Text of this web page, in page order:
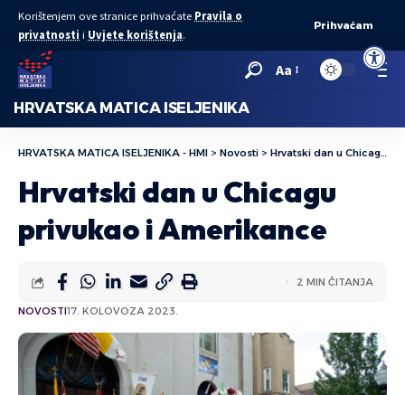
Open
Korištenjem ove stranice prihvaćate Pravila o
privatnosti i Uvjete korištenja.
Prihvaćam
Aa
HRVATSKA MATICA ISELJENIKA
HRVATSKA MATICA ISELJENIKA - HMI > Novosti > Hrvatski dan u Chicagu privukao i Amerikance
Hrvatski dan u Chicagu
privukao i Amerikance
NOVOSTI17. KOLOVOZA 2023.
2 MIN ČITANJA